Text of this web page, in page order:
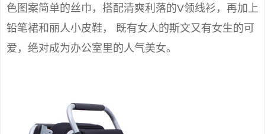
色图案简单的丝巾，搭配清爽利落的V领线衫，再加上
铅笔裙和丽人小皮鞋， 既有女人的斯文又有女生的可
爱，绝对成为办公室里的人气美女。